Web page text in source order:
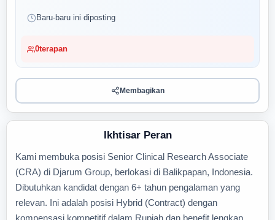
Baru-baru ini diposting
0terapan
Membagikan
Ikhtisar Peran
Kami membuka posisi Senior Clinical Research Associate
(CRA) di Djarum Group, berlokasi di Balikpapan, Indonesia.
Dibutuhkan kandidat dengan 6+ tahun pengalaman yang
relevan. Ini adalah posisi Hybrid (Contract) dengan
kompensasi kompetitif dalam Rupiah dan benefit lengkap